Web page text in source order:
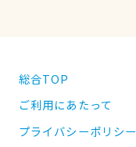
総合TOP
ご利用にあたって
プライバシーポリシー